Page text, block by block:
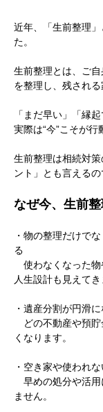
近年、「生前整理
た。
生前整理とは、ご
を整理し、残され
「まだ早い」「縁
実際は“今”こそが行
生前整理は相続対
ント」とも言えるの
なぜ今、生前
・物の整理だけで
る
使わなくなった物
人生設計も見えてき
・遺産分割が円滑
どの不動産や預貯
くなります。
・空き家や使われ
早めの処分や活用
ません。